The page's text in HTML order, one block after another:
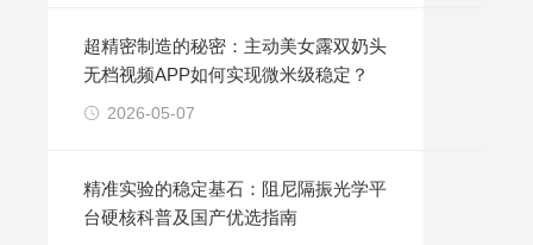
超精密制造的秘密：主动美女露双奶头
无档视频APP如何实现微米级稳定？
2026-05-07
精准实验的稳定基石：阻尼隔振光学平
台硬核科普及国产优选指南